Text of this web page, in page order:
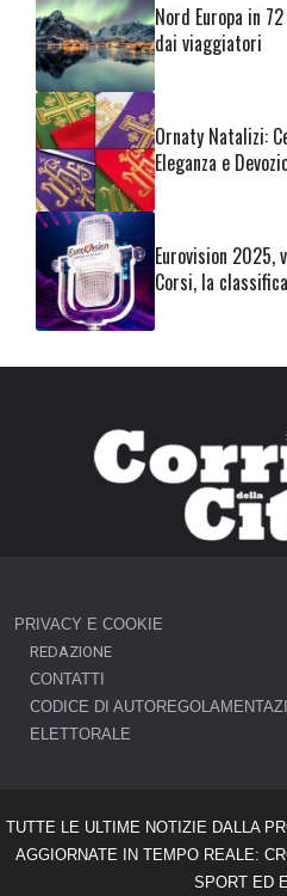
Nord Europa in
dai viaggiatori
Ornaty Natalizi:
Eleganza e
Eurovision 2025,
Corsi, la
PRIVACY E COOKIE
REDAZIONE
CONTATTI
CODICE DI
ELETTORALE
TUTTE LE ULTIME NOTIZIE DALLA
AGGIORNATE IN TEMPO REALE:
SPORT ED